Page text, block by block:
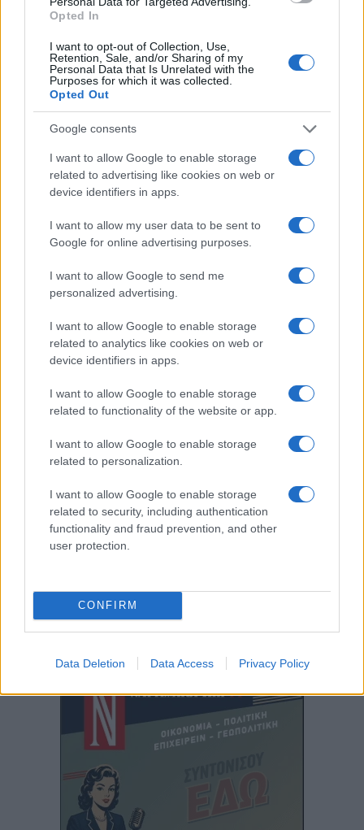
Opted In
I want to opt-out of Collection, Use,
Retention, Sale, and/or Sharing of my
Personal Data that Is Unrelated with the
Purposes for which it was collected.
Opted Out
Google consents
I want to allow Google to enable storage
related to advertising like cookies on web or
device identifiers in apps.
I want to allow my user data to be sent to
Google for online advertising purposes.
I want to allow Google to send me
personalized advertising.
I want to allow Google to enable storage
related to analytics like cookies on web or
device identifiers in apps.
I want to allow Google to enable storage
related to functionality of the website or app.
I want to allow Google to enable storage
related to personalization.
I want to allow Google to enable storage
related to security, including authentication
functionality and fraud prevention, and other
user protection.
CONFIRM
Data Deletion Data Access Privacy Policy
Γουόρεν Μπίτι: Ο γόης του Χόλιγουντ γίνεται σήμερα 87
30/03/2024 - 2:10μμ
ΣΑΝ ΣΗΜΕΡΑ...ΣΤΟΝ ΠΟΝΤΟ ΚΑΙ ΑΛΛΟΥ
καταχρήσεις και κρυμμένες αλήθειες